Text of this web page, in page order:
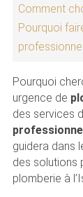
Comment
Pourquoi
Pourquoi
urgence de
des services
guidera dans
des solutions
plomberie à